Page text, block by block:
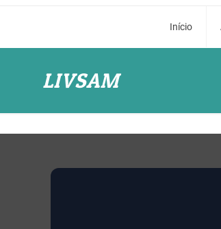
Início
LIVSAM